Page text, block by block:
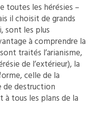
toutes les hérésies –
il choisit de grands
sont les plus
à comprendre la
traités l’arianisme,
de l’extérieur), la
celle de la
de destruction
tous les plans de la